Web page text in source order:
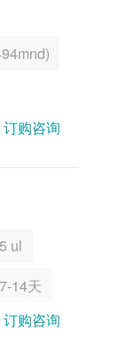
订购咨询
ul
7-14天
订购咨询